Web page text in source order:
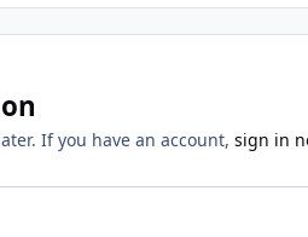
If you have an account, sign in